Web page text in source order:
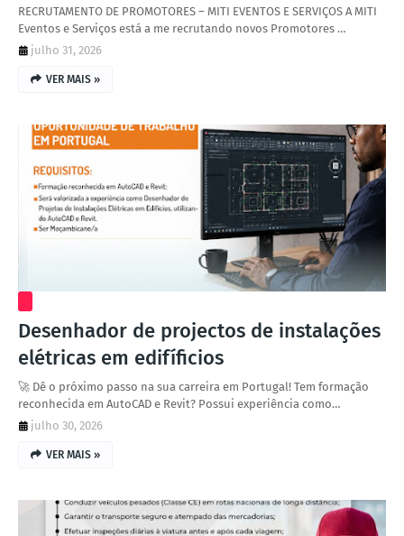
RECRUTAMENTO DE PROMOTORES – MITI EVENTOS E SERVIÇOS A MITI
Eventos e Serviços está a me recrutando novos Promotores …
julho 31, 2026
VER MAIS »
Desenhador de projectos de instalações
elétricas em edifíficios
🚀 Dê o próximo passo na sua carreira em Portugal! Tem formação
reconhecida em AutoCAD e Revit? Possui experiência como…
julho 30, 2026
VER MAIS »